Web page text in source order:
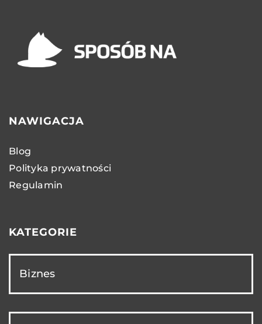
NAWIGACJA
Blog
Polityka prywatności
Regulamin
KATEGORIE
Biznes